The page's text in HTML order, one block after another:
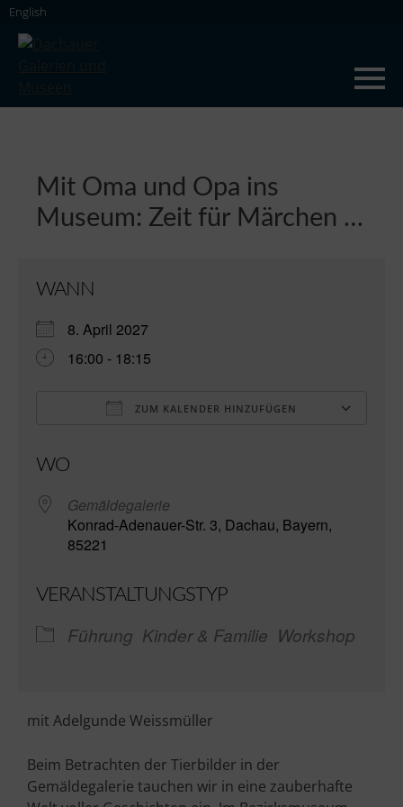
Skip
content
English
Mit Oma und Opa ins
Museum: Zeit für Märchen …
WANN
8. April 2027
16:00 - 18:15
ZUM KALENDER HINZUFÜGEN
WO
Gemäldegalerie
Konrad-Adenauer-Str. 3, Dachau, Bayern,
85221
VERANSTALTUNGSTYP
Führung Kinder & Familie Workshop
mit Adelgunde Weissmüller
Beim Betrachten der Tierbilder in der
Gemäldegalerie tauchen wir in eine zauberhafte